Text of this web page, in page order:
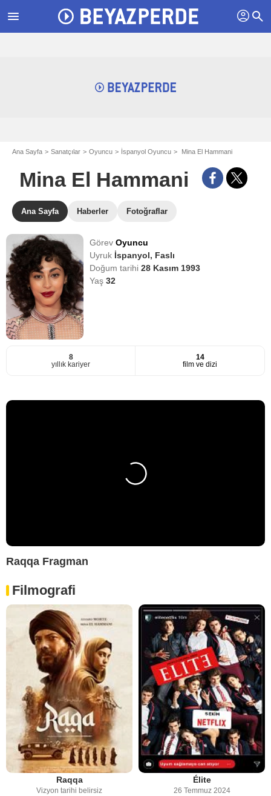
menu profil search
Ana Sayfa Sanatçılar Oyuncu İspanyol Oyuncu Mina El Hammani
Mina El Hammani
Ana Sayfa Haberler Fotoğraflar
GörevOyuncu
Uyruk İspanyol, Faslı
Doğum tarihi28 Kasım 1993
Yaş32
8
yıllık kariyer
14
film ve dizi
Raqqa Fragman
Filmografi
Raqqa
Vizyon tarihi belirsiz
Élite
26 Temmuz 2024